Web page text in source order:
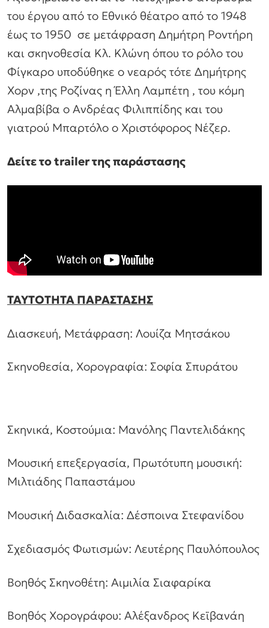
του έργου από το Εθνικό θέατρο από το 1948
έως το 1950 σε μετάφραση Δημήτρη Ροντήρη
και σκηνοθεσία Κλ. Κλώνη όπου το ρόλο του
Φίγκαρο υποδύθηκε ο νεαρός τότε Δημήτρης
Χορν ,της Ροζίνας η Έλλη Λαμπέτη , του κόμη
Αλμαβίβα ο Ανδρέας Φιλιππίδης και του
γιατρού Μπαρτόλο ο Χριστόφορος Νέζερ.
Δείτε το trailer της παράστασης
ΤΑΥΤΟΤΗΤΑ ΠΑΡΑΣΤΑΣΗΣ
Διασκευή, Μετάφραση: Λουίζα Μητσάκου
Σκηνοθεσία, Χορογραφία: Σοφία Σπυράτου
Σκηνικά, Κοστούμια: Μανόλης Παντελιδάκης
Μουσική επεξεργασία, Πρωτότυπη μουσική:
Μιλτιάδης Παπαστάμου
Μουσική Διδασκαλία: Δέσποινα Στεφανίδου
Σχεδιασμός Φωτισμών: Λευτέρης Παυλόπουλος
Βοηθός Σκηνοθέτη: Αιμιλία Σιαφαρίκα
Βοηθός Χορογράφου: Αλέξανδρος Κεϊβανάη